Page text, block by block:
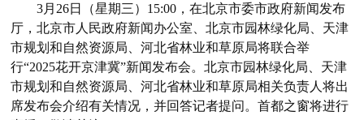
3月26日（星期三）15:00，在北京市委市政府新闻发布
厅，北京市人民政府新闻办公室、北京市园林绿化局、天津
市规划和自然资源局、河北省林业和草原局将联合举
行“2025花开京津冀”新闻发布会。北京市园林绿化局、天津
市规划和自然资源局、河北省林业和草原局相关负责人将出
席发布会介绍有关情况，并回答记者提问。首都之窗将进行